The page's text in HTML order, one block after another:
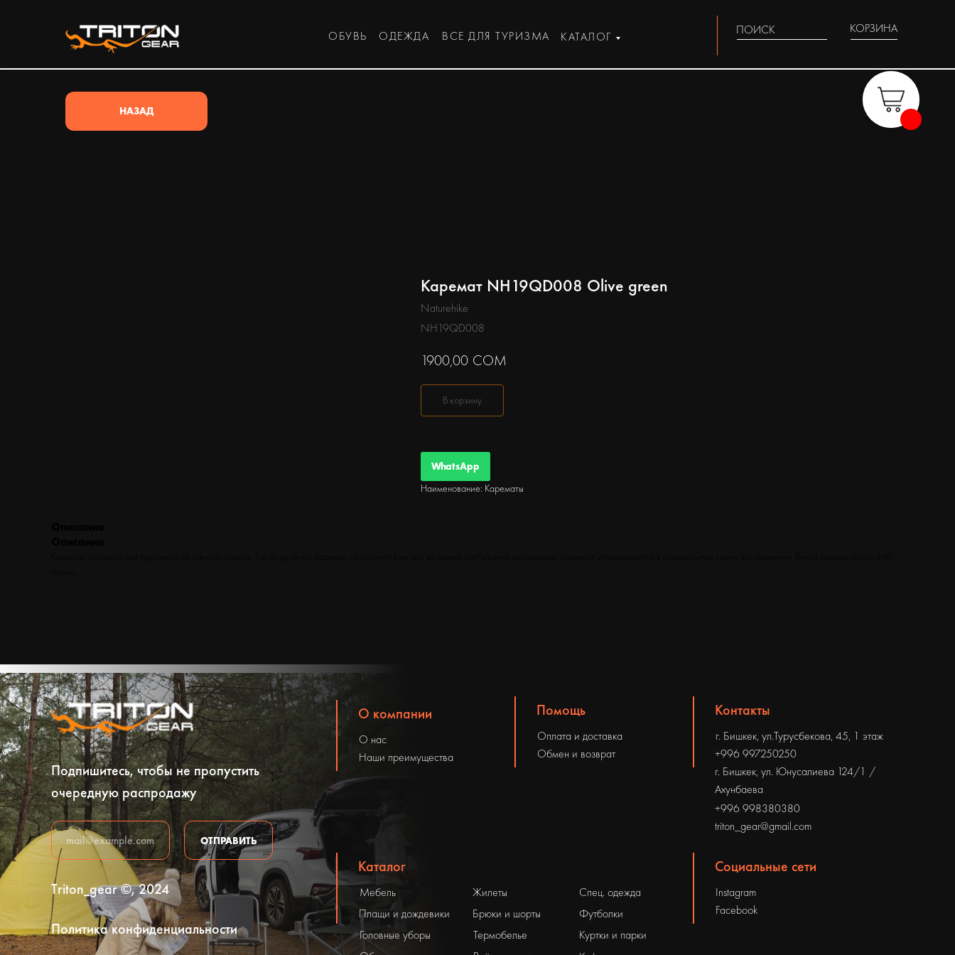
/*
ПОИСК
ОБУВЬ ОДЕЖДА КАТАЛОГ
ВСЕ ДЛЯ ТУРИЗМА
КОРЗИНА
НАЗАД
Каремат NH19QD008 Olive green
Naturehike
NH19QD008
1900,00 СОМ
В корзину
WhatsApp
Наименование: Карематы
Подпишитесь, чтобы не пропустить
очередную распродажу
Triton_gear ©, 2024
Политика конфиденциальности
ОТПРАВИТЬ
О компании
О нас
Наши преимущества
Помощь
Оплата и доставка
Обмен и возврат
Контакты
г. Бишкек, ул.Турусбекова, 45, 1 этаж
г. Бишкек, ул. Юнусалиева 124/1 /
Ахунбаева
+996 998380380
triton_gear@gmail.com
+996 997250250
Жилеты
Каталог
Плащи и дождевики
Головные уборы
Мебель
Брюки и шорты
Термобелье
Спец. одежда
Футболки
Куртки и парки
Социальные сети
Instagram
Facebook